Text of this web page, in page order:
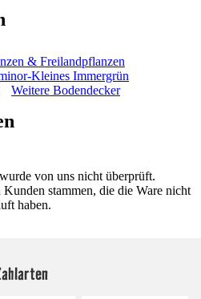
& Freilandpflanzen
Kleines Immergrün
Weitere Bodendecker
von uns nicht überprüft.
stammen, die die Ware nicht
haben.